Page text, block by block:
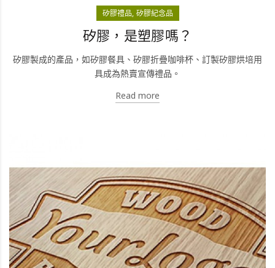
矽膠禮品 矽膠紀念品
矽膠，是塑膠嗎？
矽膠製成的產品，如矽膠餐具、矽膠折疊咖啡杯、訂製矽膠烘培用
具成為熱賣宣傳禮品。
Read more